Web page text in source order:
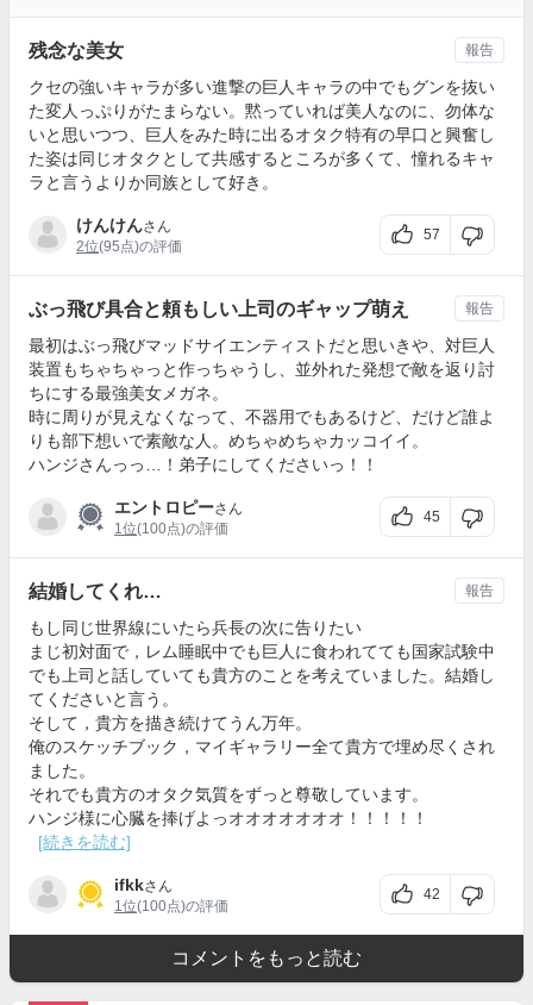
残念な美女
クセの強いキャラが多い進撃の巨人キャラの中でもグンを抜い
た変人っぷりがたまらない。黙っていれば美人なのに、勿体な
いと思いつつ、巨人をみた時に出るオタク特有の早口と興奮し
た姿は同じオタクとして共感するところが多くて、憧れるキャ
ラと言うよりか同族として好き。
けんけんさん
2位(95点)の評価
57
報告
ぶっ飛び具合と頼もしい上司のギャップ萌え
最初はぶっ飛びマッドサイエンティストだと思いきや、対巨人
装置もちゃちゃっと作っちゃうし、並外れた発想で敵を返り討
ちにする最強美女メガネ。
時に周りが見えなくなって、不器用でもあるけど、だけど誰よ
りも部下想いで素敵な人。めちゃめちゃカッコイイ。
ハンジさんっっ…！弟子にしてくださいっ！！
エントロピーさん
1位(100点)の評価
45
報告
結婚してくれ…
もし同じ世界線にいたら兵長の次に告りたい
まじ初対面で，レム睡眠中でも巨人に食われてても国家試験中
でも上司と話していても貴方のことを考えていました。結婚し
てくださいと言う。
そして，貴方を描き続けてうん万年。
俺のスケッチブック，マイギャラリー全て貴方で埋め尽くされ
ました。
それでも貴方のオタク気質をずっと尊敬しています。
ハンジ様に心臓を捧げよっオオオオオオオ！！！！！
[続きを読む]
ifkkさん
1位(100点)の評価
42
報告
コメントをもっと読む